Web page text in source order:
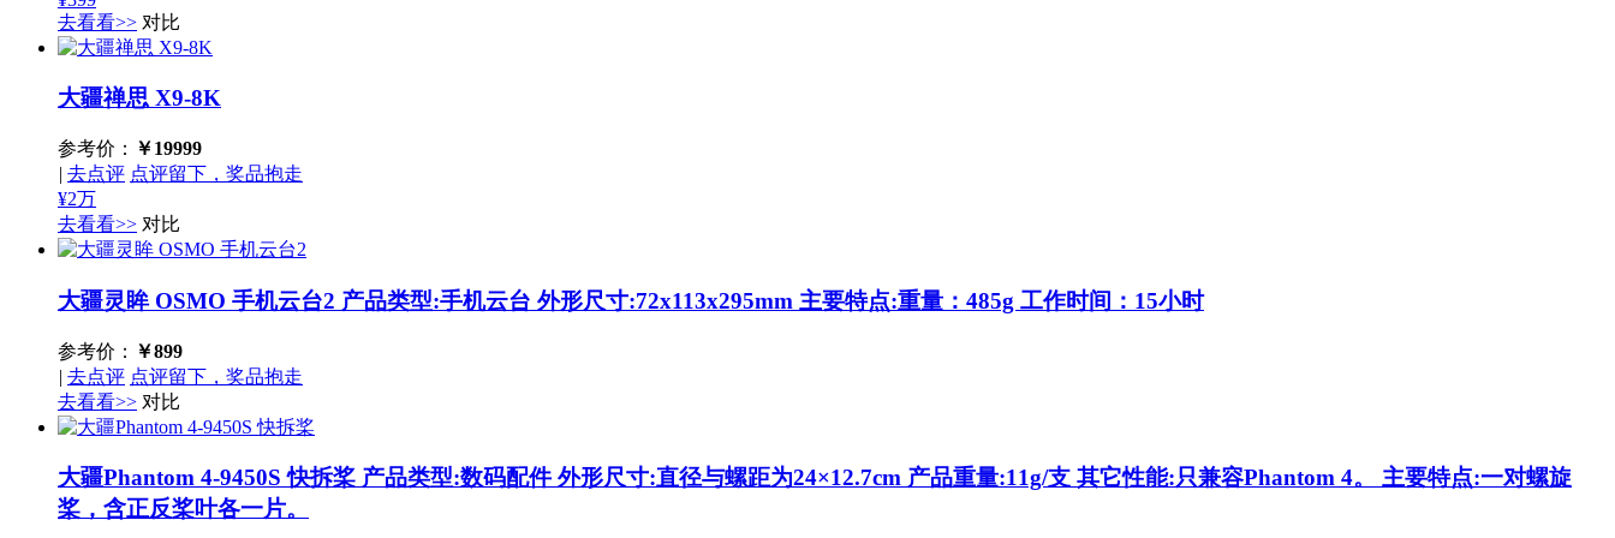
去看看>> 对比
大疆禅思 X9-8K
参考价： ￥19999
| 去点评 点评留下，奖品抱走
¥2万
去看看>> 对比
大疆灵眸 OSMO 手机云台2 产品类型:手机云台 外形尺寸:72x113x295mm 主要特点:重量：485g 工作时间：15小时
参考价： ￥899
| 去点评 点评留下，奖品抱走
去看看>> 对比
大疆Phantom 4-9450S 快拆桨 产品类型:数码配件 外形尺寸:直径与螺距为24×12.7cm 产品重量:11g/支 其它性能:只兼容Phantom 4。 主要特点:一对螺旋
桨，含正反桨叶各一片。